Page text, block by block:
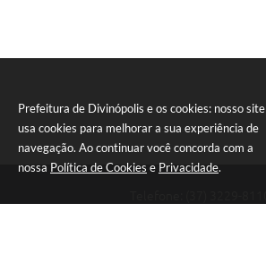
Prefeitura de Divinópolis e os cookies: nosso site
usa cookies para melhorar a sua experiência de
navegação. Ao continuar você concorda com a
nossa Política de Cookies e Privacidade.